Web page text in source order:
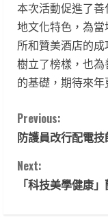
本次活動促進了
地文化特色，為
所和贊美酒店的
樹立了榜樣，也
的基礎，期待來年
C
o
n
Previous:
防護員改行配電
Next:
「科技美學健康